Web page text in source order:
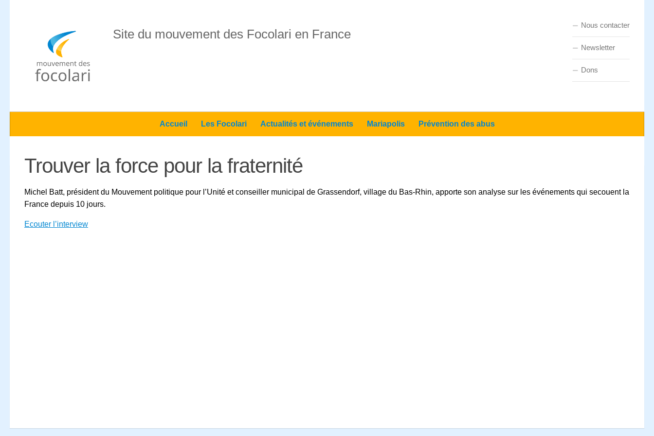
Site du mouvement des Focolari en France
Nous contacter
Newsletter
Dons
Accueil Les Focolari Actualités et événements Mariapolis Prévention des abus
Trouver la force pour la fraternité
Michel Batt, président du Mouvement politique pour l’Unité et conseiller municipal de Grassendorf, village du Bas-Rhin, apporte son analyse sur les événements qui secouent la
France depuis 10 jours.
Ecouter l’interview